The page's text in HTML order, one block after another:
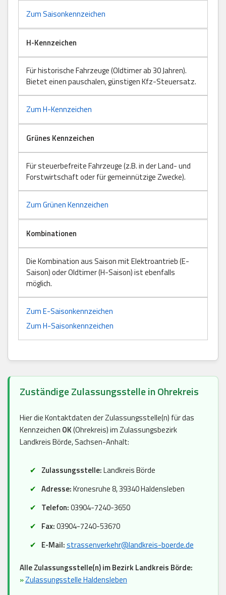
Zum Saisonkennzeichen
H-Kennzeichen
Für historische Fahrzeuge (Oldtimer ab 30 Jahren).
Bietet einen pauschalen, günstigen Kfz-Steuersatz.
Zum H-Kennzeichen
Grünes Kennzeichen
Für steuerbefreite Fahrzeuge (z.B. in der Land- und
Forstwirtschaft oder für gemeinnützige Zwecke).
Zum Grünen Kennzeichen
Kombinationen
Die Kombination aus Saison mit Elektroantrieb (E-
Saison) oder Oldtimer (H-Saison) ist ebenfalls
möglich.
Zum E-Saisonkennzeichen
Zum H-Saisonkennzeichen
Zuständige Zulassungsstelle in Ohrekreis
Hier die Kontaktdaten der Zulassungsstelle(n) für das
Kennzeichen OK(Ohrekreis) im Zulassungsbezirk
Landkreis Börde, Sachsen-Anhalt:
Zulassungsstelle:Landkreis Börde
Adresse:Kronesruhe 8, 39340 Haldensleben
Telefon:03904-7240-3650
Fax:03904-7240-53670
E-Mail:strassenverkehr@landkreis-boerde.de
Alle Zulassungsstelle(n) im Bezirk Landkreis Börde:
»Zulassungsstelle Haldensleben